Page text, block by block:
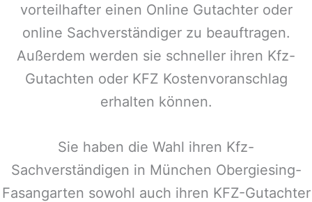
vorteilhafter einen Online Gutachter oder
online Sachverständiger zu beauftragen.
Außerdem werden sie schneller ihren Kfz-
Gutachten oder KFZ Kostenvoranschlag
erhalten können.
Sie haben die Wahl ihren Kfz-
Sachverständigen in München Obergiesing-
Fasangarten sowohl auch ihren KFZ-Gutachter